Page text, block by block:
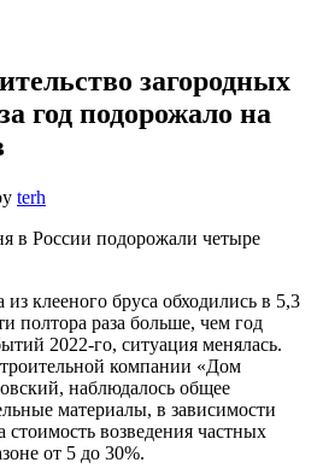
загородных
год подорожало на
terh
в России подорожали четыре
клееного бруса обходились в 5,3
полтора раза больше, чем год
2022-го, ситуация менялась.
компании «Дом
наблюдалось общее
материалы, в зависимости
стоимость возведения частных
от 5 до 30%.